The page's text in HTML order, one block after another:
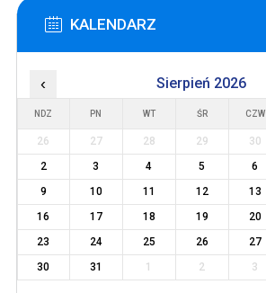
KALENDARZ
‹ Sierpień 2026
NDZ PN WT ŚR CZW
26 27 28 29 30
2
3 4 5 6
9
10 11 12 13
16
17 18 19 20
23
24 25 26 27
30
31 1 2 3